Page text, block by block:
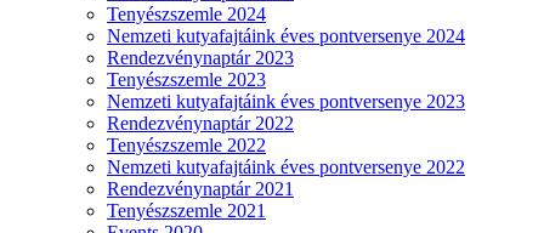
Tenyészszemle 2024
Nemzeti kutyafajtáink éves pontversenye 2024
Rendezvénynaptár 2023
Tenyészszemle 2023
Nemzeti kutyafajtáink éves pontversenye 2023
Rendezvénynaptár 2022
Tenyészszemle 2022
Nemzeti kutyafajtáink éves pontversenye 2022
Rendezvénynaptár 2021
Tenyészszemle 2021